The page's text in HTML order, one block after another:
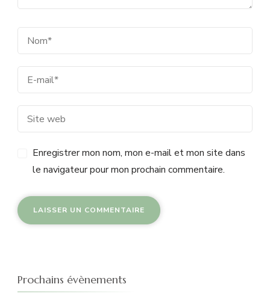
Enregistrer mon nom, mon e-mail et mon site dans
le navigateur pour mon prochain commentaire.
Prochains évènements